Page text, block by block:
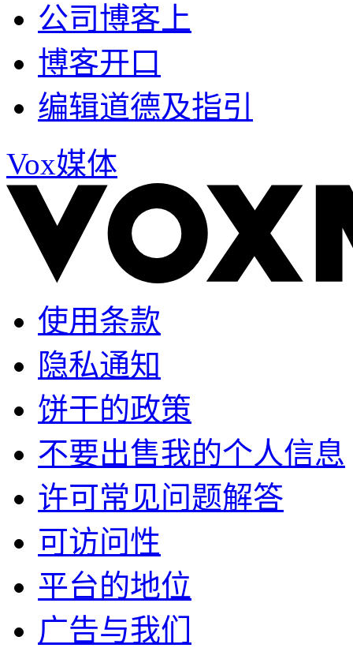
公司博客上
博客开口
编辑道德及指引
Vox媒体
使用条款
隐私通知
饼干的政策
不要出售我的个人信息
许可常见问题解答
可访问性
平台的地位
广告与我们